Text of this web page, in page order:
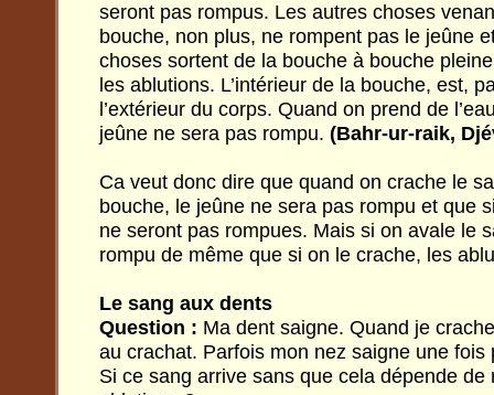
seront pas rompus. Les autres choses
bouche, non plus, ne rompent pas le jeûne
choses sortent de la bouche à bouche
les ablutions. L’intérieur de la bouche, est,
l’extérieur du corps. Quand on prend de
jeûne ne sera pas rompu. (Bahr-ur-raik,
Ca veut donc dire que quand on crache le
bouche, le jeûne ne sera pas rompu et que
ne seront pas rompues. Mais si on avale le
rompu de même que si on le crache, les
Le sang aux dents
Question : Ma dent saigne. Quand je
au crachat. Parfois mon nez saigne une
Si ce sang arrive sans que cela dépende de